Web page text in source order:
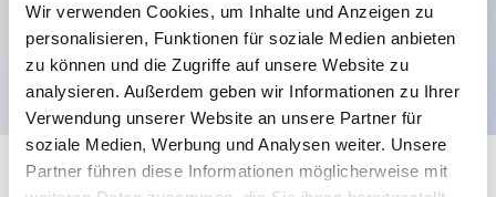
Wir verwenden Cookies, um Inhalte und Anzeigen zu
personalisieren, Funktionen für soziale Medien anbieten
zu können und die Zugriffe auf unsere Website zu
analysieren. Außerdem geben wir Informationen zu Ihrer
Verwendung unserer Website an unsere Partner für
soziale Medien, Werbung und Analysen weiter. Unsere
Partner führen diese Informationen möglicherweise mit
Montageoptionen umfassen Top-Montage, DIN-
Fassung oder Frontplattenfassung
Spezifikationen Alle erweitern